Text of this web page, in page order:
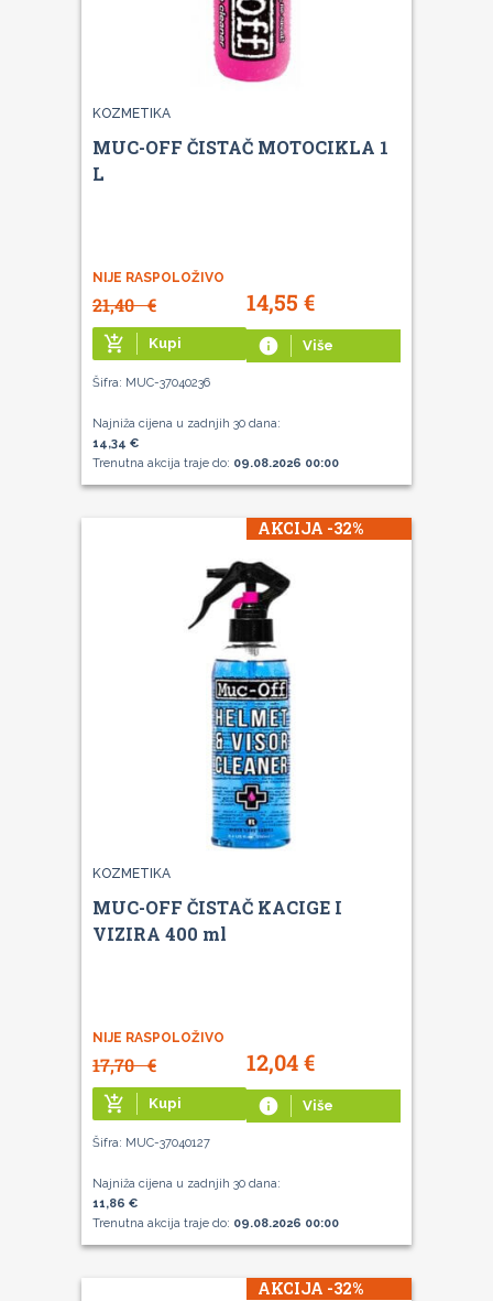
KOZMETIKA
MUC-OFF ČISTAČ MOTOCIKLA 1
L
NIJE RASPOLOŽIVO
21,40€ 14,55 €
add_shopping_cart Kupi info Više
Šifra: MUC-37040236
Najniža cijena u zadnjih 30 dana:
14,34 €
Trenutna akcija traje do: 09.08.2026 00:00
AKCIJA -32%
KOZMETIKA
MUC-OFF ČISTAČ KACIGE I
VIZIRA 400 ml
NIJE RASPOLOŽIVO
17,70€ 12,04€
add_shopping_cart Kupi info Više
Šifra: MUC-37040127
Najniža cijena u zadnjih 30 dana:
11,86 €
Trenutna akcija traje do: 09.08.2026 00:00
AKCIJA -32%